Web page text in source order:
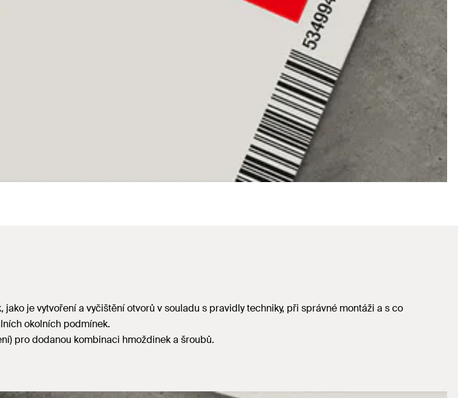
je vytvoření a vyčištění otvorů v souladu s pravidly techniky, při správné montáži a s co
okolních podmínek.
pro dodanou kombinaci hmoždinek a šroubů.